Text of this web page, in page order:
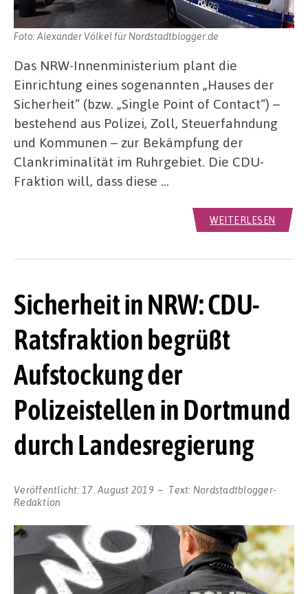
Foto: Alexander Völkel für Nordstadtblogger.de
Das NRW-Innenministerium plant die
Einrichtung eines sogenannten „Hauses der
Sicherheit“ (bzw. „Single Point of Contact“) –
bestehend aus Polizei, Zoll, Steuerfahndung
und Kommunen – zur Bekämpfung der
Clankriminalität im Ruhrgebiet. Die CDU-
Fraktion will, dass diese …
WEITERLESEN
Sicherheit in NRW: CDU-
Ratsfraktion begrüßt
Aufstockung der
Polizeistellen in Dortmund
durch Landesregierung
Veröffentlicht: 17. August 2019 Text: Nordstadtblogger-
Redaktion